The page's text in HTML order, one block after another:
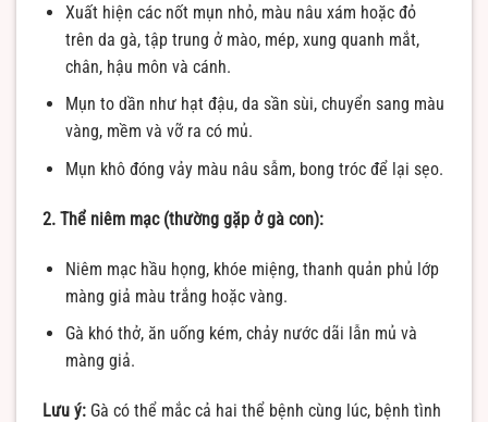
Xuất hiện các nốt mụn nhỏ, màu nâu xám hoặc đỏ
trên da gà, tập trung ở mào, mép, xung quanh mắt,
chân, hậu môn và cánh.
Mụn to dần như hạt đậu, da sần sùi, chuyển sang màu
vàng, mềm và vỡ ra có mủ.
Mụn khô đóng vảy màu nâu sẫm, bong tróc để lại sẹo.
2. Thể niêm mạc (thường gặp ở gà con):
Niêm mạc hầu họng, khóe miệng, thanh quản phủ lớp
màng giả màu trắng hoặc vàng.
Gà khó thở, ăn uống kém, chảy nước dãi lẫn mủ và
màng giả.
Lưu ý: Gà có thể mắc cả hai thể bệnh cùng lúc, bệnh tình